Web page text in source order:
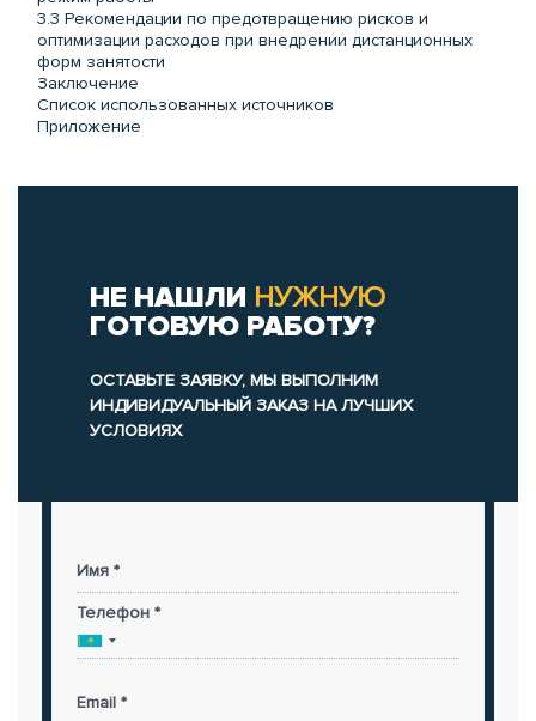
3.3 Рекомендации по предотвращению рисков и
оптимизации расходов при внедрении дистанционных
форм занятости
Заключение
Список использованных источников
Приложение
НЕ НАШЛИ НУЖНУЮ
ГОТОВУЮ РАБОТУ?
ОСТАВЬТЕ ЗАЯВКУ, МЫ ВЫПОЛНИМ
ИНДИВИДУАЛЬНЫЙ ЗАКАЗ НА ЛУЧШИХ
УСЛОВИЯХ
Имя *
Телефон *
Email *